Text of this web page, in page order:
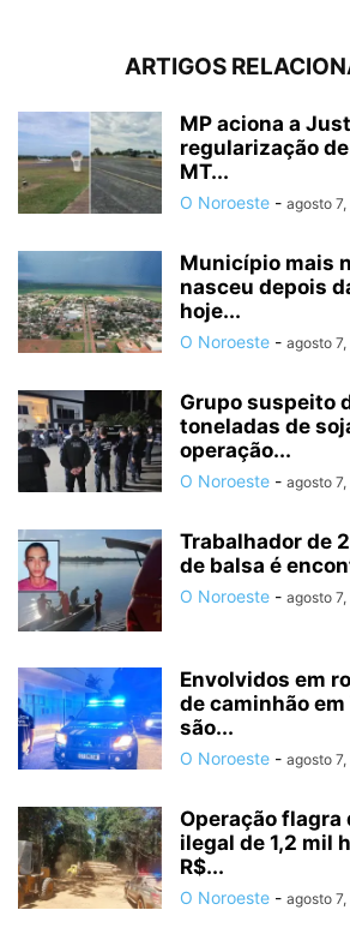
ARTIGOS
MP aciona a
regularização
MT...
O Noroeste - agosto
Município mais
nasceu depois
hoje...
O Noroeste - agosto
Grupo suspeito
toneladas de
operação...
O Noroeste - agosto
Trabalhador de
de balsa é
O Noroeste - agosto
Envolvidos em
de caminhão
são...
O Noroeste - agosto
Operação
ilegal de 1,2 mil
R$...
O Noroeste - agosto